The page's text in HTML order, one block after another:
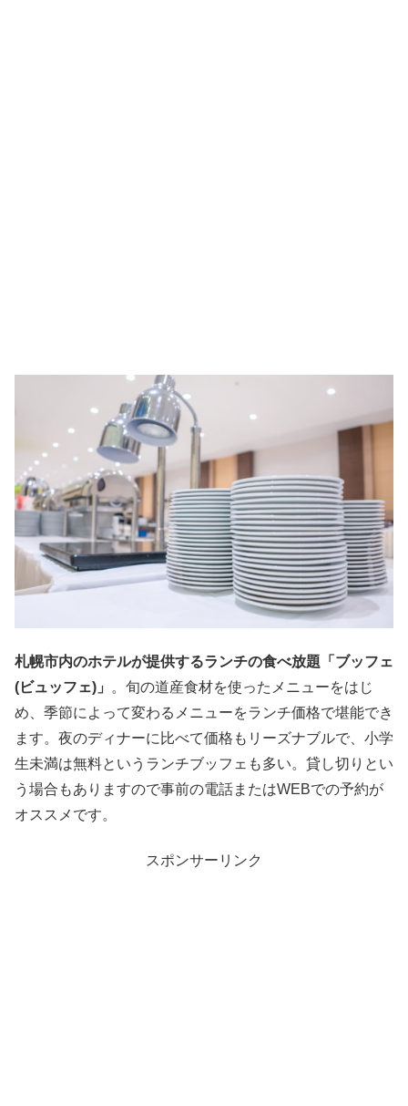
札幌市内のホテルが提供するランチの食べ放題「ブッフェ
(ビュッフェ)」
。旬の道産食材を使ったメニューをはじ
め、季節によって変わるメニューをランチ価格で堪能でき
ます。夜のディナーに比べて価格もリーズナブルで、小学
生未満は無料というランチブッフェも多い。貸し切りとい
う場合もありますので事前の電話またはWEBでの予約が
オススメです。
スポンサーリンク